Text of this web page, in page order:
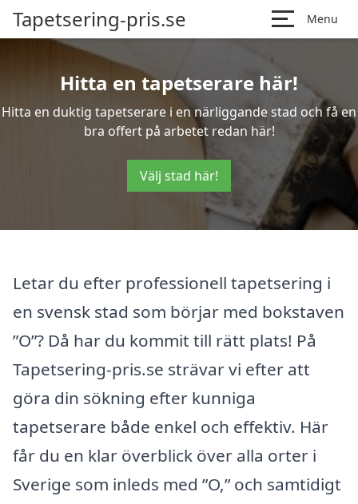
Tapetsering-pris.se Menu
Hitta en tapetserare här!
Hitta en duktig tapetserare i en närliggande stad och få en
bra offert på arbetet redan här!
Välj stad här!
Letar du efter professionell tapetsering i
en svensk stad som börjar med bokstaven
”O”? Då har du kommit till rätt plats! På
Tapetsering-pris.se strävar vi efter att
göra din sökning efter kunniga
tapetserare både enkel och effektiv. Här
får du en klar överblick över alla orter i
Sverige som inleds med ”O,” och samtidigt